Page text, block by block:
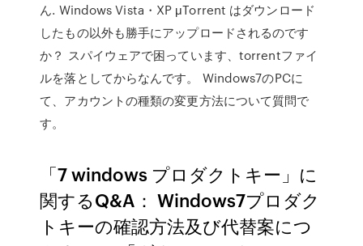
ん. Windows Vista・XP μTorrent はダウンロード
したもの以外も勝手にアップロードされるのです
か？ スパイウェアで困っています、torrentファイ
ルを落としてからなんです。 Windows7のPCに
て、アカウントの種類の変更方法について質問で
す。
「7 windows プロダクトキー」に
関するQ&A： Windows7プロダク
トキーの確認方法及び代替案につ